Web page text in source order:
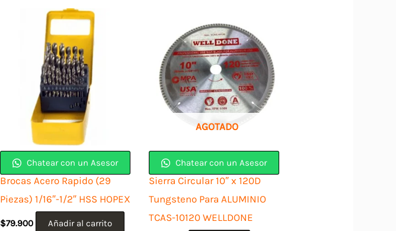
Chatear con un Asesor
Brocas Acero Rapido (29
Piezas) 1/16″-1/2″ HSS HOPEX
$79.900 Añadir al carrito
AGOTADO
Chatear con un Asesor
Sierra Circular 10″ x 120D
Tungsteno Para ALUMINIO
TCAS-10120 WELLDONE